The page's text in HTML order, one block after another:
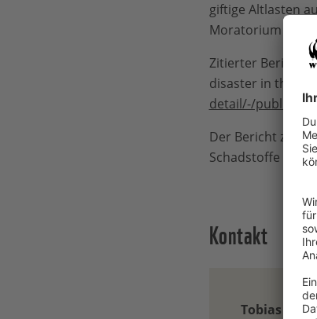
giftige Altlasten
Moratorium für
Zitierter Bericht
disaster in the
detail/-/
Der Bericht zitiert
Schadstoffe
Kontakt
Tobias